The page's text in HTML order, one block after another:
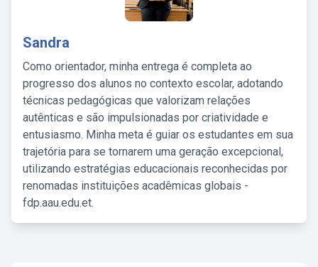
Sandra
Como orientador, minha entrega é completa ao
progresso dos alunos no contexto escolar, adotando
técnicas pedagógicas que valorizam relações
autênticas e são impulsionadas por criatividade e
entusiasmo. Minha meta é guiar os estudantes em sua
trajetória para se tornarem uma geração excepcional,
utilizando estratégias educacionais reconhecidas por
renomadas instituições acadêmicas globais -
fdp.aau.edu.et.